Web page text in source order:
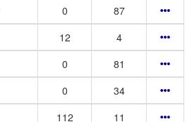
0
87
12
4
0
81
0
34
112
11